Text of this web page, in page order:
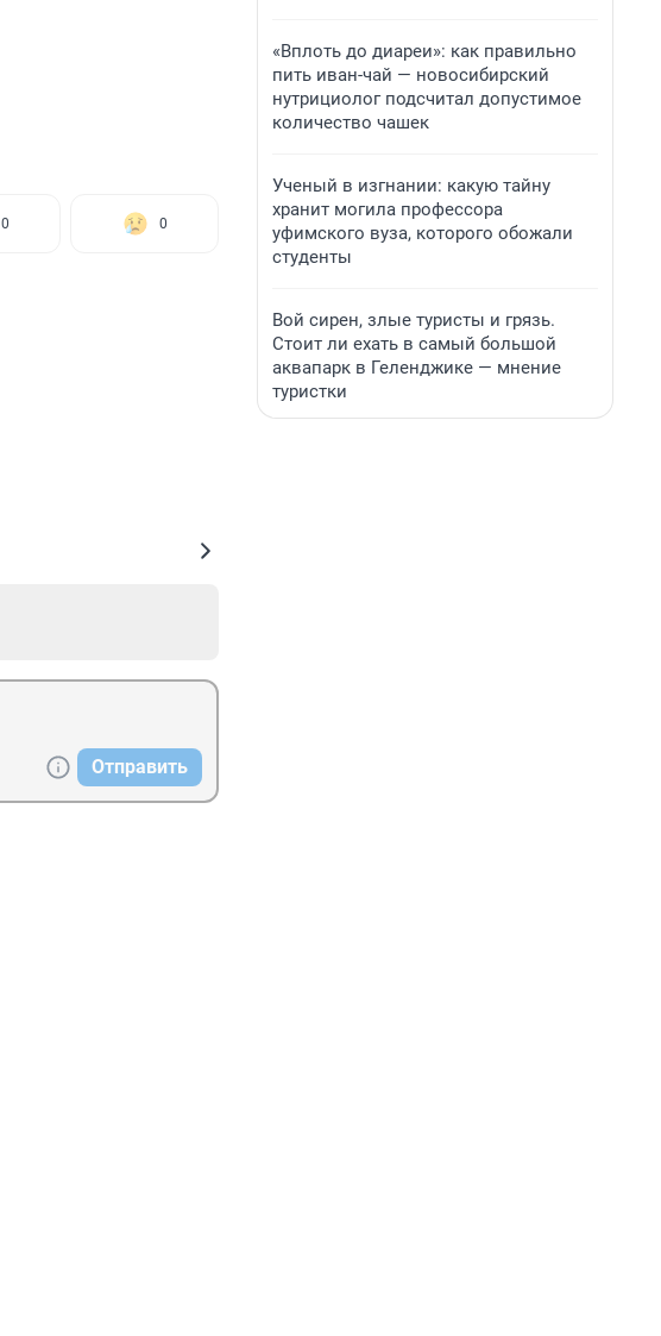
0 0
Отправить
«Вплоть до диареи»: как правильно
пить иван-чай — новосибирский
нутрициолог подсчитал допустимое
количество чашек
Ученый в изгнании: какую тайну
хранит могила профессора
уфимского вуза, которого обожали
студенты
Вой сирен, злые туристы и грязь.
Стоит ли ехать в самый большой
аквапарк в Геленджике — мнение
туристки